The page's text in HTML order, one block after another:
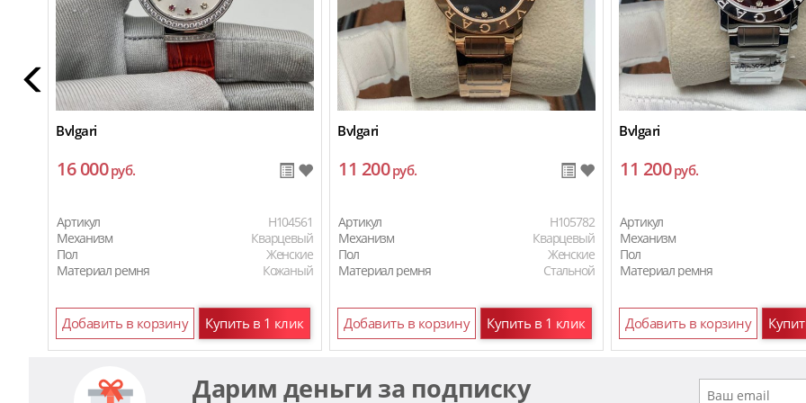
Bvlgari
16 000руб.
Артикул
H104561
Механизм
Кварцевый
Пол
Женские
Материал ремня
Кожаный
Добавить в корзину Купить в 1 клик
Bvlgari
11 200руб.
Артикул
H105782
Механизм
Кварцевый
Пол
Женские
Материал ремня
Стальной
Добавить в корзину Купить в 1 клик
Bvlgari
11 200руб.
Артикул
Механизм
Пол
Материал ремня
Добавить в корзину
Дарим деньги за подписку